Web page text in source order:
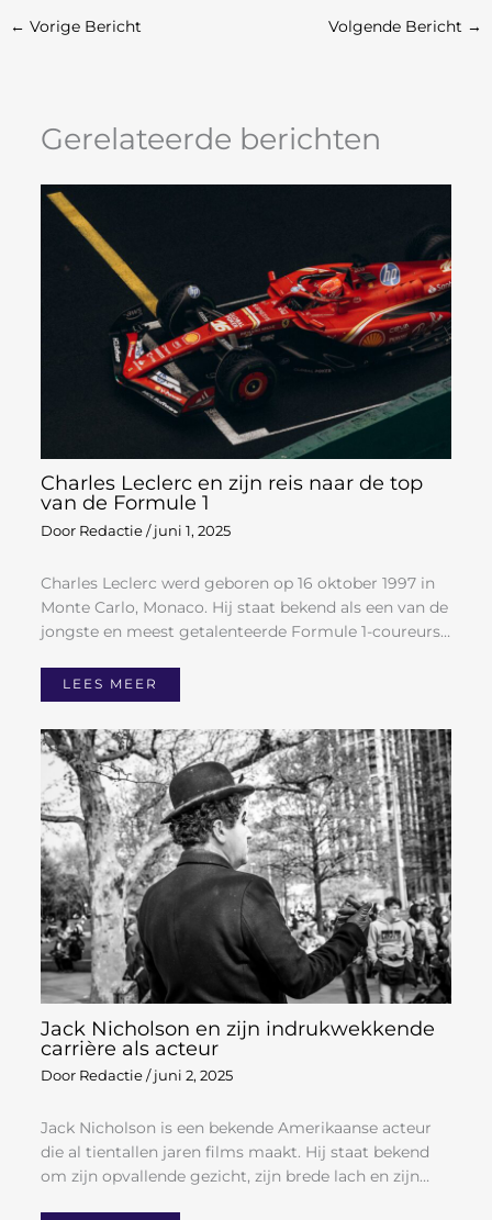
← Vorige Bericht Volgende Bericht →
Gerelateerde berichten
Charles Leclerc en zijn reis naar de top
van de Formule 1
Door Redactie / juni 1, 2025
Charles Leclerc werd geboren op 16 oktober 1997 in
Monte Carlo, Monaco. Hij staat bekend als een van de
jongste en meest getalenteerde Formule 1-coureurs…
LEES MEER
Jack Nicholson en zijn indrukwekkende
carrière als acteur
Door Redactie / juni 2, 2025
Jack Nicholson is een bekende Amerikaanse acteur
die al tientallen jaren films maakt. Hij staat bekend
om zijn opvallende gezicht, zijn brede lach en zijn…